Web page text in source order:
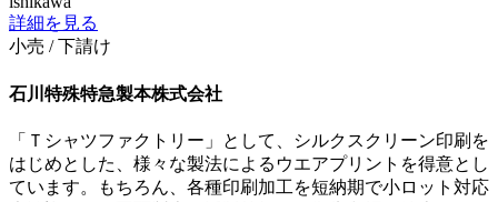
詳細を見る
小売 / 下請け
石川特殊特急製本株式会社
「Ｔシャツファクトリー」として、シルクスクリーン印刷を
はじめとした、様々な製法によるウエアプリントを得意とし
ています。もちろん、各種印刷加工を短納期で小ロット対応